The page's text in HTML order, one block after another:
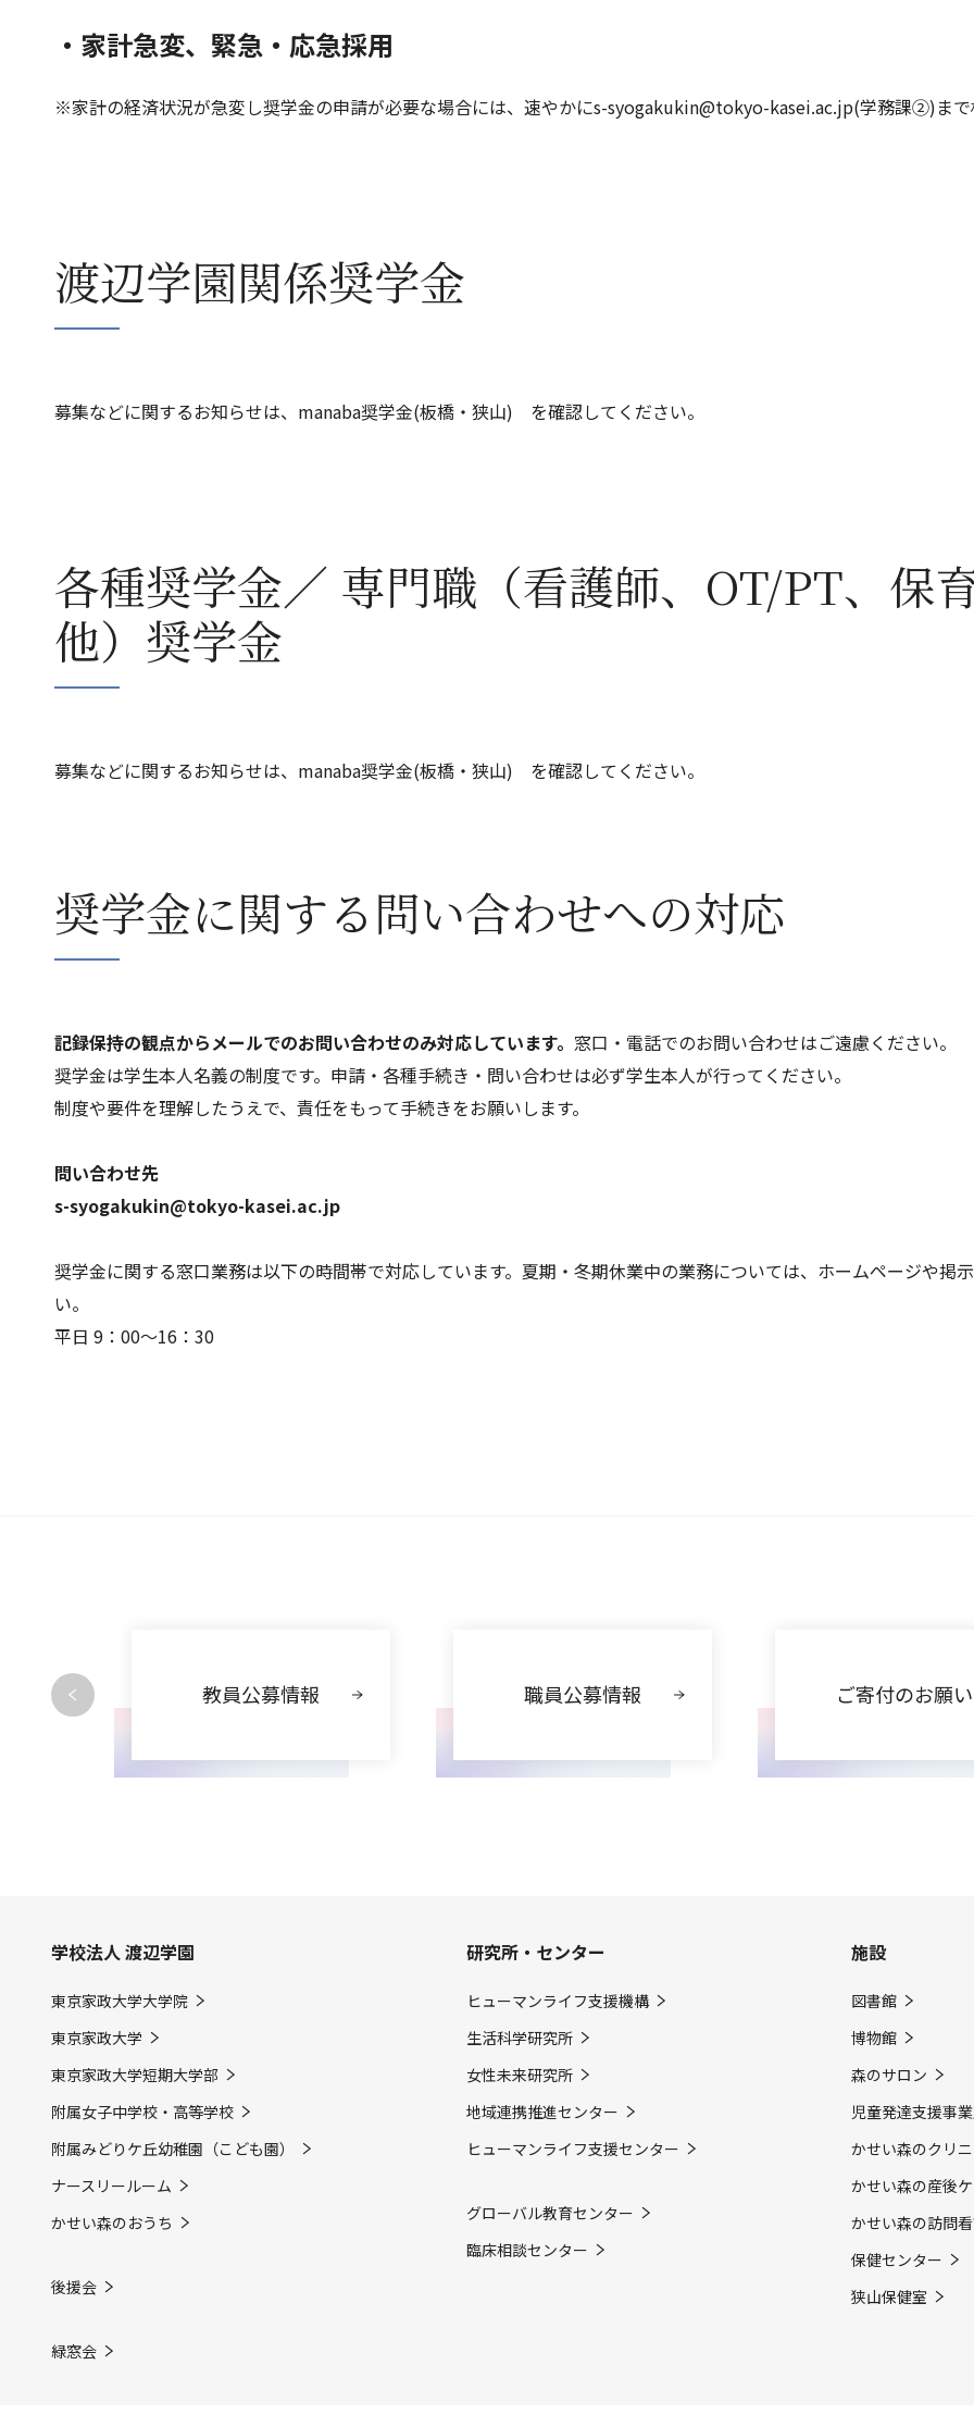
・家計急変、緊急・応急採用
※家計の経済状況が急変し奨学金の申請が必要な場合には、速やかにs-syogakukin@tokyo-kasei.ac.jp(学務課②)ま
渡辺学園関係奨学金
募集などに関するお知らせは、manaba奨学金(板橋・狭山) を確認してください。
各種奨学金／ 専門職（看護師、OT/PT、
他）奨学金
募集などに関するお知らせは、manaba奨学金(板橋・狭山) を確認してください。
奨学金に関する問い合わせへの対応
記録保持の観点からメールでのお問い合わせのみ対応しています。 窓口‧電話でのお問い合わせはご遠慮ください。
奨学金は学生本人名義の制度です。申請・各種手続き・問い合わせは必ず学生本人が行ってください。
制度や要件を理解したうえで、責任をもって手続きをお願いします。
問い合わせ先
s-syogakukin@tokyo-kasei.ac.jp
奨学金に関する窓口業務は以下の時間帯で対応しています。夏期‧冬期休業中の業務については、ホームページや掲
い。
平日 9：00～16：30
教員公募情報 職員公募情報 ご寄付のお願い
学校法人 渡辺学園
東京家政大学大学院
東京家政大学
東京家政大学短期大学部
附属女子中学校・高等学校
附属みどりケ丘幼稚園（こども園）
ナースリールーム
かせい森のおうち
後援会
緑窓会
研究所・センター
ヒューマンライフ支援機構
生活科学研究所
女性未来研究所
地域連携推進センター
ヒューマンライフ支援センター
グローバル教育センター
臨床相談センター
施設
図書館
博物館
森のサロン
児童発達支援事
かせい森のクリ
かせい森の産後
かせい森の訪問
保健センター
狭山保健室